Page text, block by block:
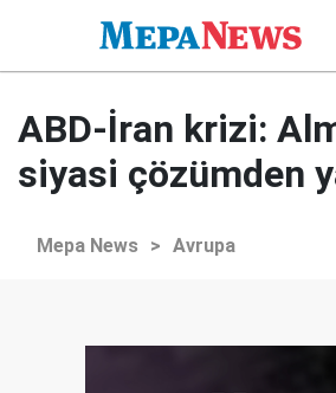
ABD-İran krizi:
siyasi çözümden
Mepa News > Avrupa